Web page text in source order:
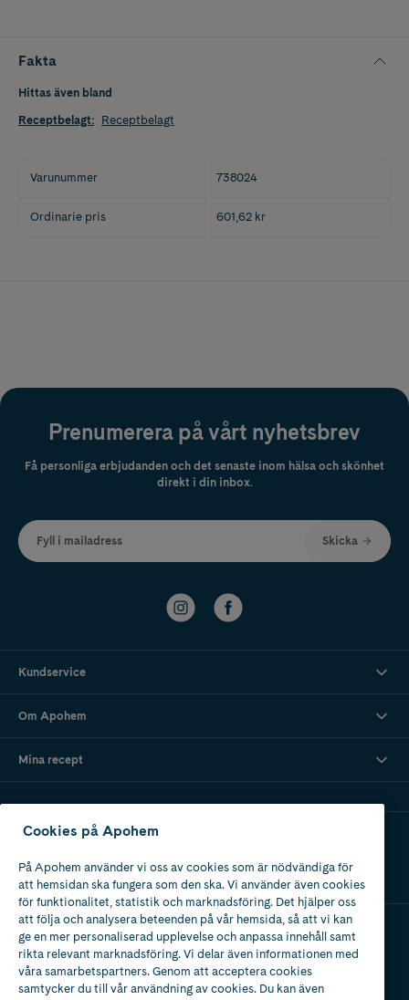
Fakta
Hittas även bland
Receptbelagt: Receptbelagt
Varunummer 738024
Ordinarie pris 601,62 kr
Prenumerera på vårt nyhetsbrev
Få personliga erbjudanden och det senaste inom hälsa och skönhet
direkt i din inbox.
Fyll i mailadress Skicka
Kundservice
Om Apohem
Mina recept
Ladda ner vår app
Apotek med tillstånd
av Läkemedelsverket
Cookies på Apohem
På Apohem använder vi oss av cookies som är nödvändiga för
att hemsidan ska fungera som den ska. Vi använder även cookies
för funktionalitet, statistik och marknadsföring. Det hjälper oss
att följa och analysera beteenden på vår hemsida, så att vi kan
ge en mer personaliserad upplevelse och anpassa innehåll samt
rikta relevant marknadsföring. Vi delar även informationen med
våra samarbetspartners. Genom att acceptera cookies
samtycker du till vår användning av cookies. Du kan även